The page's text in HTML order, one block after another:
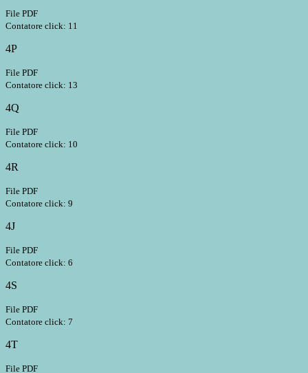
File PDF
Contatore click: 11
4P
File PDF
Contatore click: 13
4Q
File PDF
Contatore click: 10
4R
File PDF
Contatore click: 9
4J
File PDF
Contatore click: 6
4S
File PDF
Contatore click: 7
4T
File PDF